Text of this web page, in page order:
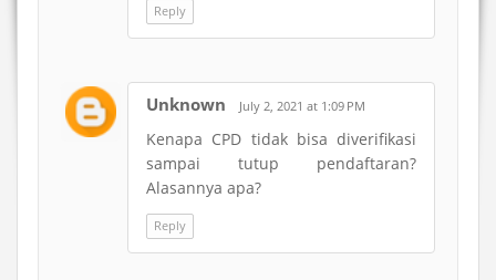
Reply
Unknown July 2, 2021 at 1:09 PM
Kenapa CPD tidak bisa diverifikasi
sampai tutup pendaftaran?
Alasannya apa?
Reply